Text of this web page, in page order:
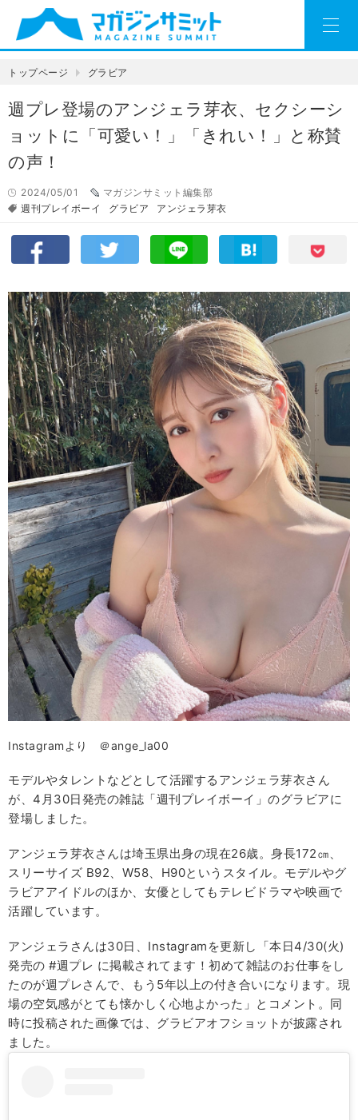
トップページ グラビア
週プレ登場のアンジェラ芽衣、セクシーシ
ョットに「可愛い！」「きれい！」と称賛
の声！
2024/05/01
マガジンサミット編集部
週刊プレイボーイ
グラビア アンジェラ芽衣
Instagramより ＠ange_la00
モデルやタレントなどとして活躍するアンジェラ芽衣さん
が、4月30日発売の雑誌「週刊プレイボーイ」のグラビアに
登場しました。
アンジェラ芽衣さんは埼玉県出身の現在26歳。身長172㎝、
スリーサイズ B92、W58、H90というスタイル。モデルやグ
ラビアアイドルのほか、女優としてもテレビドラマや映画で
活躍しています。
アンジェラさんは30日、Instagramを更新し「本日4/30(火)
発売の #週プレ に掲載されてます！初めて雑誌のお仕事をし
たのが週プレさんで、もう5年以上の付き合いになります。現
場の空気感がとても懐かしく心地よかった」とコメント。同
時に投稿された画像では、グラビアオフショットが披露され
ました。